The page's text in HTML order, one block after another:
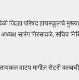
जिल्हा परिषद हायस्कूलचे
सारंग गिरसावळे, सचिव
वाटप मागील रोटरी